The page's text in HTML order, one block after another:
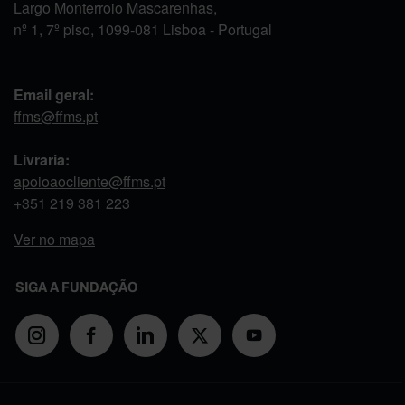
Largo Monterroio Mascarenhas,
nº 1, 7º piso, 1099-081 Lisboa - Portugal
Email geral:
ffms@ffms.pt
Livraria:
apoioaocliente@ffms.pt
+351 219 381 223
Ver no mapa
SIGA A FUNDAÇÃO